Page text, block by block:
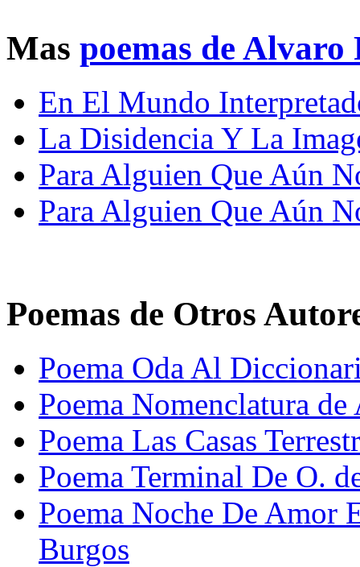
Mas poemas de
En El Mundo
La Disidencia Y La
Para Alguien Que Aún
Para Alguien Que Aún
Poemas de Otros
Poema Oda Al
Poema Nomenclatura
Poema Las Casas
Poema Terminal De O.
Poema Noche De Amor
Burgos